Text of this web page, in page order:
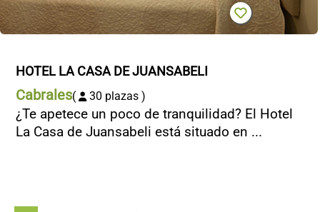
HOTEL LA CASA DE JUANSABELI
Cabrales( 30 plazas )
¿Te apetece un poco de tranquilidad? El Hotel
La Casa de Juansabeli está situado en ...